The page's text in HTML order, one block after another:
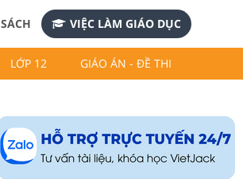
SÁCH VIỆC LÀM GIÁO DỤC
LỚP 12 GIÁO ÁN - ĐỀ THI